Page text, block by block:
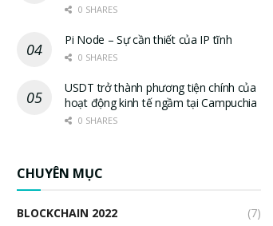
0 SHARES
Pi Node – Sự cần thiết của IP tĩnh
0 SHARES
USDT trở thành phương tiện chính của
hoạt động kinh tế ngầm tại Campuchia
0 SHARES
CHUYÊN MỤC
BLOCKCHAIN 2022
(7)